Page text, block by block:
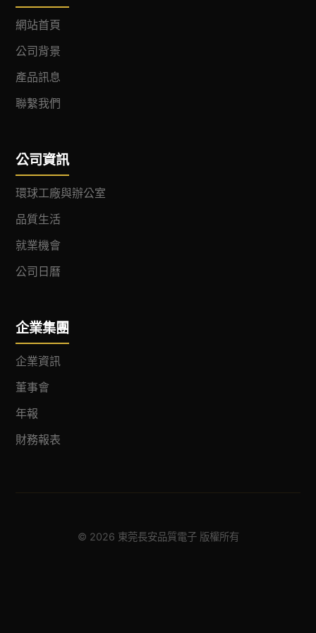
網站首頁
公司背景
產品訊息
聯繫我們
公司資訊
環球工廠與辦公室
品質生活
就業機會
公司日曆
企業集團
企業資訊
董事會
年報
財務報表
© 2026 東莞長安品質電子 版權所有